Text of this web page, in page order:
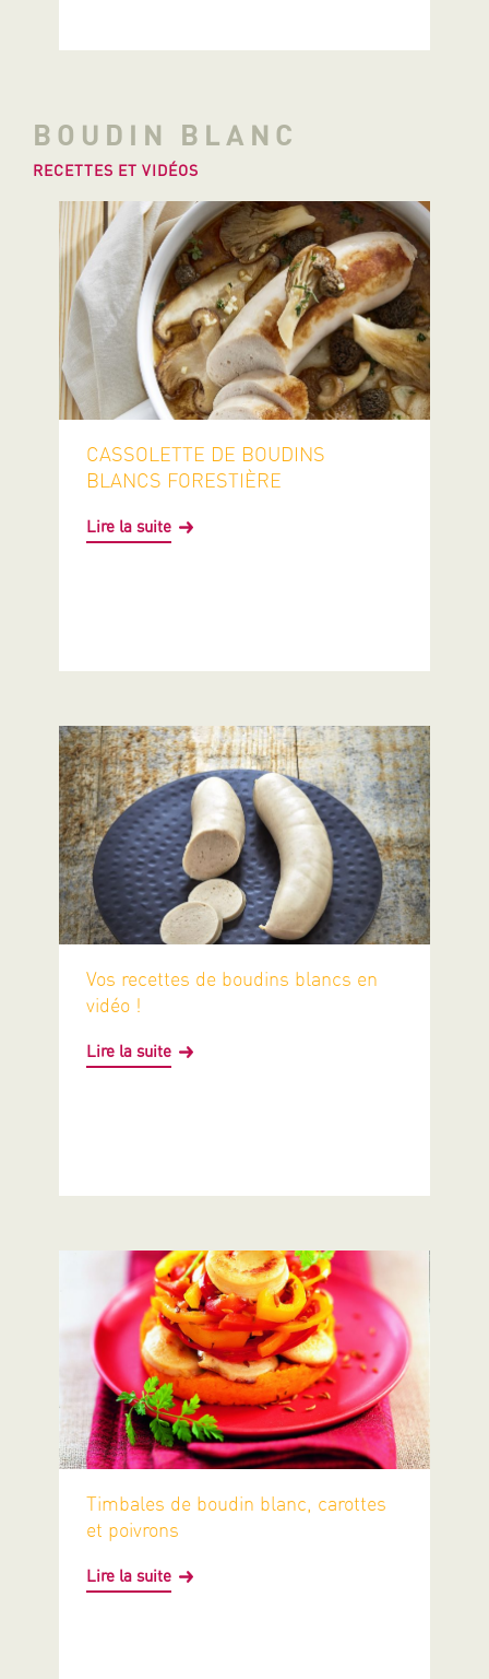
BOUDIN BLANC
RECETTES ET VIDÉOS
CASSOLETTE DE BOUDINS
BLANCS FORESTIÈRE
Lire la suite
Vos recettes de boudins blancs en
vidéo !
Lire la suite
Timbales de boudin blanc, carottes
et poivrons
Lire la suite